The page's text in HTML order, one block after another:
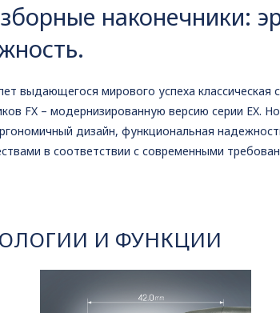
наконечники:
выдающегося мирового успеха классическая
FX – модернизированную версию серии EX.
дизайн, функциональная
в соответствии с современными
И ФУНКЦИИ